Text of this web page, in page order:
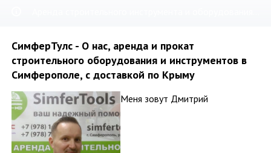
СимферТулс - О нас, аренда и прокат
строительного оборудования и инструментов в
Симферополе, с доставкой по Крыму
Меня зовут Дмитрий